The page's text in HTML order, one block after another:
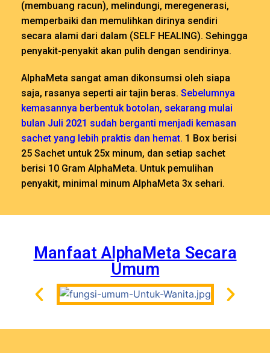
(membuang racun), melindungi, meregenerasi,
memperbaiki dan memulihkan dirinya sendiri
secara alami dari dalam (SELF HEALING). Sehingga
penyakit-penyakit akan pulih dengan sendirinya.
AlphaMeta sangat aman dikonsumsi oleh siapa
saja, rasanya seperti air tajin beras. Sebelumnya
kemasannya berbentuk botolan, sekarang mulai
bulan Juli 2021 sudah berganti menjadi kemasan
sachet yang lebih praktis dan hemat. 1 Box berisi
25 Sachet untuk 25x minum, dan setiap sachet
berisi 10 Gram AlphaMeta. Untuk pemulihan
penyakit, minimal minum AlphaMeta 3x sehari.
Manfaat AlphaMeta Secara
Umum